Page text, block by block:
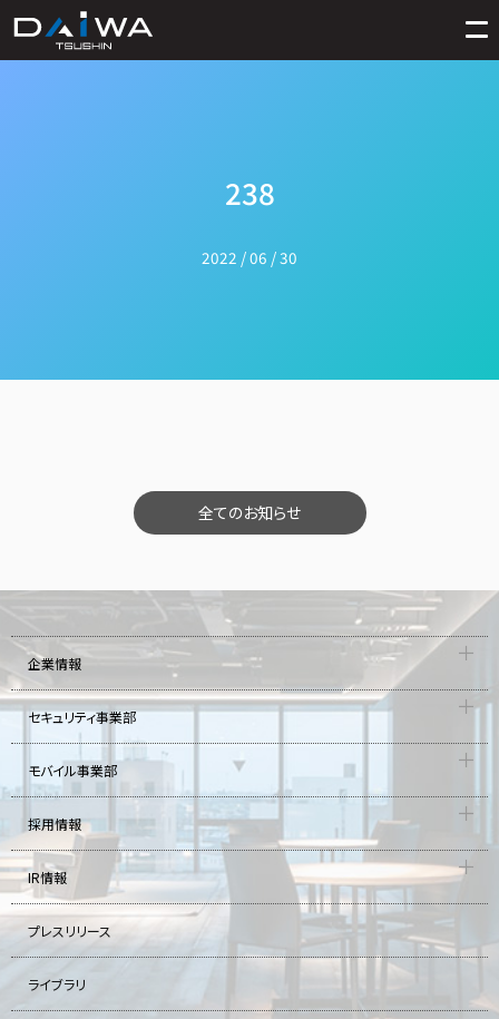
238
2022 / 06 / 30
全てのお知らせ
企業情報
セキュリティ事業部
モバイル事業部
採用情報
IR情報
プレスリリース
ライブラリ